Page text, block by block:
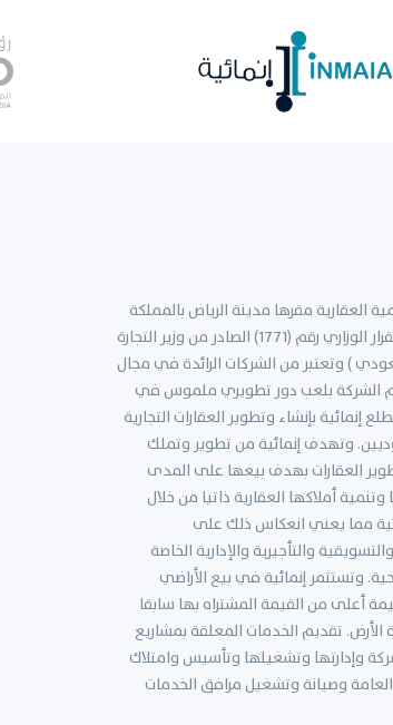
العقارية مقرها مدينة الرياض بالمملكة
العربية السعودية، وهي عبارة عن شركة مساهمة سعودية تم تأسيسها بمقتضى القرار الوزاري رقم (1771) الصادر من وزير التجارة
(مليار ومائة مليون ريال سعودي ) وتعتبر من الشركات الرائدة في مجال
الشركة بلعب دور تطويري ملموس في
بإنشاء وتطوير العقارات التجارية
وتهدف إنمائية من تطوير وتملك
العقارات بهدف بيعها على المدى
وتنمية أملاكها العقارية ذاتيا من خلال
مما يعني انعكاس ذلك على
والتأجيرية والإدارية الخاصة
وتستثمر إنمائية في بيع الأراضي
أعلى من القيمة المشتراه بها سابقا
الأرض. تقديم الخدمات المعلقة بمشاريع
وإدارتها وتشغيلها وتأسيس وامتلاك
وصيانة وتشغيل مرافق الخدمات